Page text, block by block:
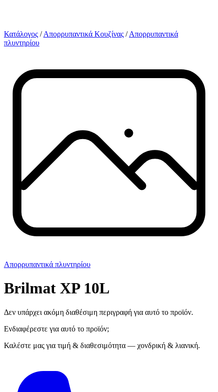
Κατάλογος / Απορρυπαντικά Κουζίνας / Απορρυπαντικά
πλυντηρίου
Απορρυπαντικά πλυντηρίου
Brilmat XP 10L
Δεν υπάρχει ακόμη διαθέσιμη περιγραφή για αυτό το προϊόν.
Ενδιαφέρεστε για αυτό το προϊόν;
Καλέστε μας για τιμή & διαθεσιμότητα — χονδρική & λιανική.